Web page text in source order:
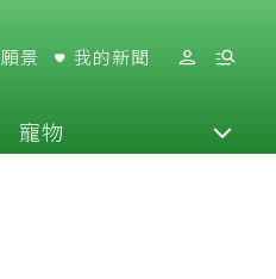
願景 我的新聞
寵物